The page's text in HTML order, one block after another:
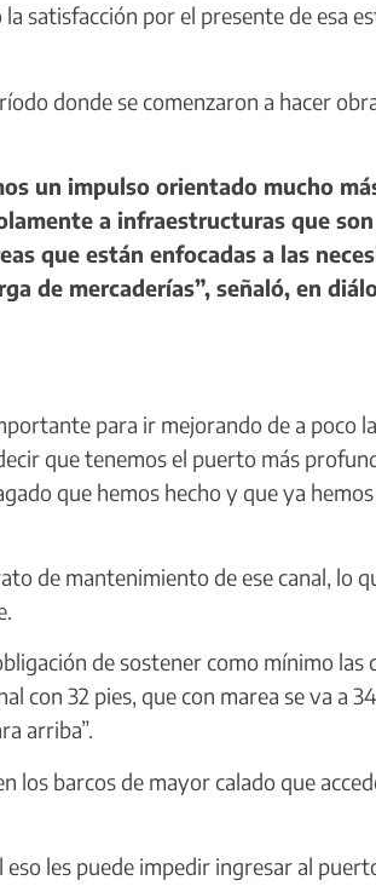
satisfacción por el presente de esa
donde se comenzaron a hacer
un impulso orientado mucho
a infraestructuras que son
que están enfocadas a las
de mercaderías”, señaló, en
para ir mejorando de a poco
que tenemos el puerto más
que hemos hecho y que ya
de mantenimiento de ese canal, lo
de sostener como mínimo las
con 32 pies, que con marea se va a
arriba”.
barcos de mayor calado que
les puede impedir ingresar al